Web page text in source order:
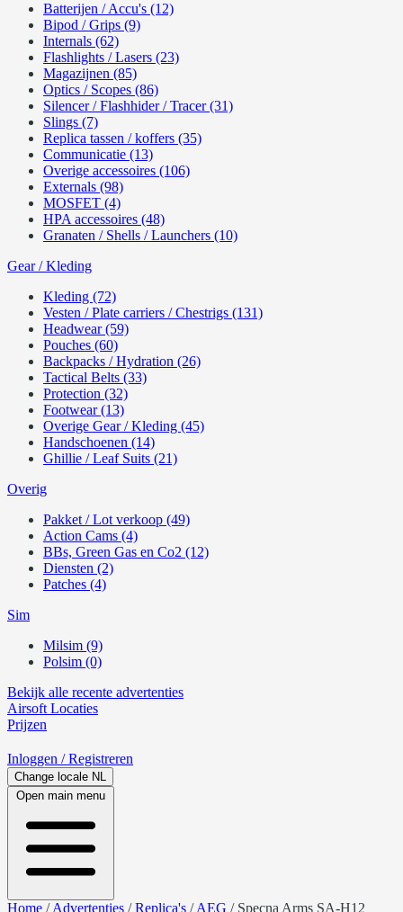
Batterijen / Accu's (12)
Bipod / Grips (9)
Internals (62)
Flashlights / Lasers (23)
Magazijnen (85)
Optics / Scopes (86)
Silencer / Flashhider / Tracer (31)
Slings (7)
Replica tassen / koffers (35)
Communicatie (13)
Overige accessoires (106)
Externals (98)
MOSFET (4)
HPA accessoires (48)
Granaten / Shells / Launchers (10)
Gear / Kleding
Kleding (72)
Vesten / Plate carriers / Chestrigs (131)
Headwear (59)
Pouches (60)
Backpacks / Hydration (26)
Tactical Belts (33)
Protection (32)
Footwear (13)
Overige Gear / Kleding (45)
Handschoenen (14)
Ghillie / Leaf Suits (21)
Overig
Pakket / Lot verkoop (49)
Action Cams (4)
BBs, Green Gas en Co2 (12)
Diensten (2)
Patches (4)
Sim
Milsim (9)
Polsim (0)
Bekijk alle recente advertenties
Airsoft Locaties
Prijzen
Inloggen / Registreren
Change locale NL
Open main menu
Home /Advertenties /Replica's /AEG / Specna Arms SA-H12